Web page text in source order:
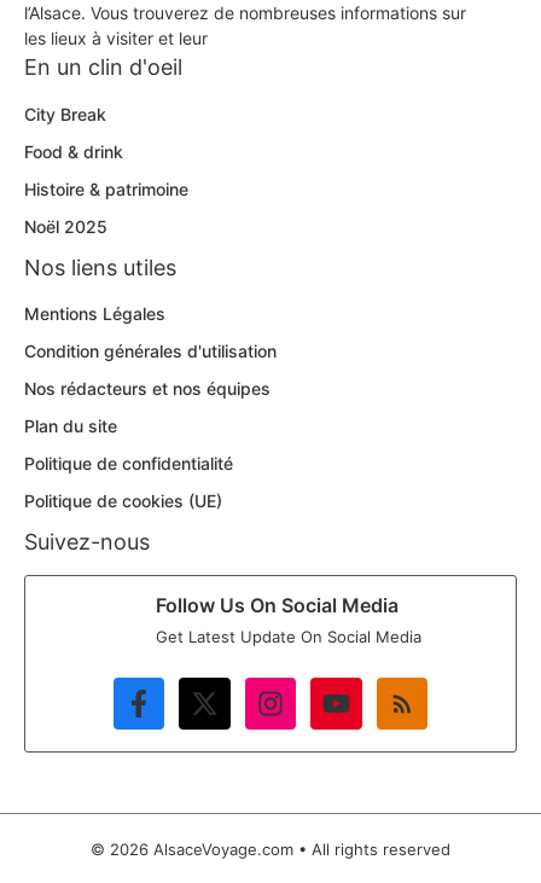
l’Alsace. Vous trouverez de nombreuses informations sur
les lieux à visiter et leur
En un clin d'oeil
City Break
Food & drink
Histoire & patrimoine
Noël 2025
Nos liens utiles
Mentions Légales
Condition générales d'utilisation
Nos rédacteurs et nos équipes
Plan du site
Politique de confidentialité
Politique de cookies (UE)
Suivez-nous
Follow Us On Social Media
Get Latest Update On Social Media
© 2026 AlsaceVoyage.com • All rights reserved